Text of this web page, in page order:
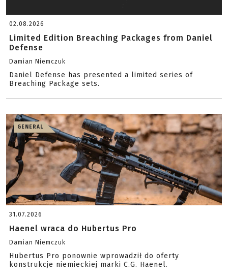
02.08.2026
Limited Edition Breaching Packages from Daniel
Defense
Damian Niemczuk
Daniel Defense has presented a limited series of
Breaching Package sets.
GENERAL
31.07.2026
Haenel wraca do Hubertus Pro
Damian Niemczuk
Hubertus Pro ponownie wprowadził do oferty
konstrukcje niemieckiej marki C.G. Haenel.